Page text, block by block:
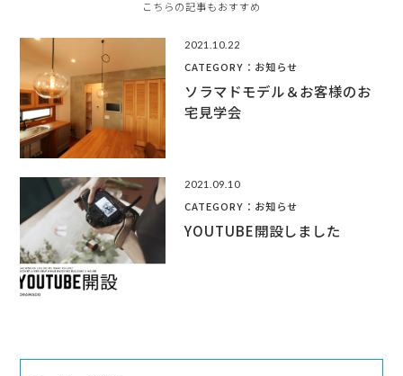
こちらの記事もおすすめ
2021.10.22
CATEGORY：お知らせ
ソラマドモデル＆お客様のお
宅見学会
2021.09.10
CATEGORY：お知らせ
YOUTUBE開設しました